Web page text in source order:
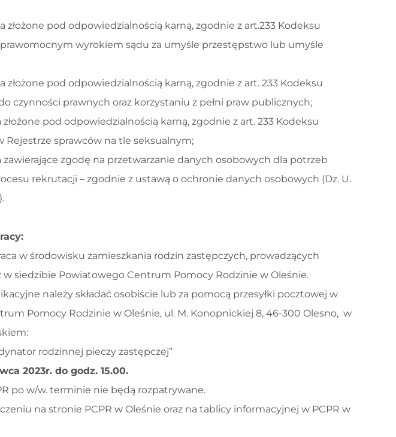
pod odpowiedzialnością karną, zgodnie z art.233 Kodeksu
prawomocnym wyrokiem sądu za umyśle przestępstwo lub umyśle
pod odpowiedzialnością karną, zgodnie z art. 233 Kodeksu
czynności prawnych oraz korzystaniu z pełni praw publicznych;
pod odpowiedzialnością karną, zgodnie z art. 233 Kodeksu
Rejestrze sprawców na tle seksualnym;
zgodę na przetwarzanie danych osobowych dla potrzeb
rekrutacji – zgodnie z ustawą o ochronie danych osobowych (Dz. U.
w środowisku zamieszkania rodzin zastępczych, prowadzących
siedzibie Powiatowego Centrum Pomocy Rodzinie w Oleśnie.
należy składać osobiście lub za pomocą przesyłki pocztowej w
Pomocy Rodzinie w Oleśnie, ul. M. Konopnickiej 8, 46-300 Olesno, w
rodzinnej pieczy zastępczej”
2023r. do godz. 15.00.
po w/w. terminie nie będą rozpatrywane.
na stronie PCPR w Oleśnie oraz na tablicy informacyjnej w PCPR w